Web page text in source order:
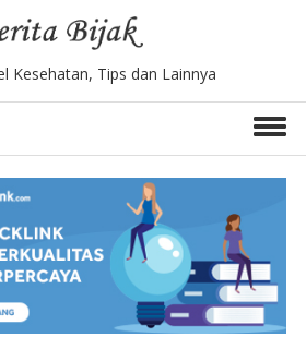
Kesehatan, Tips dan Lainnya